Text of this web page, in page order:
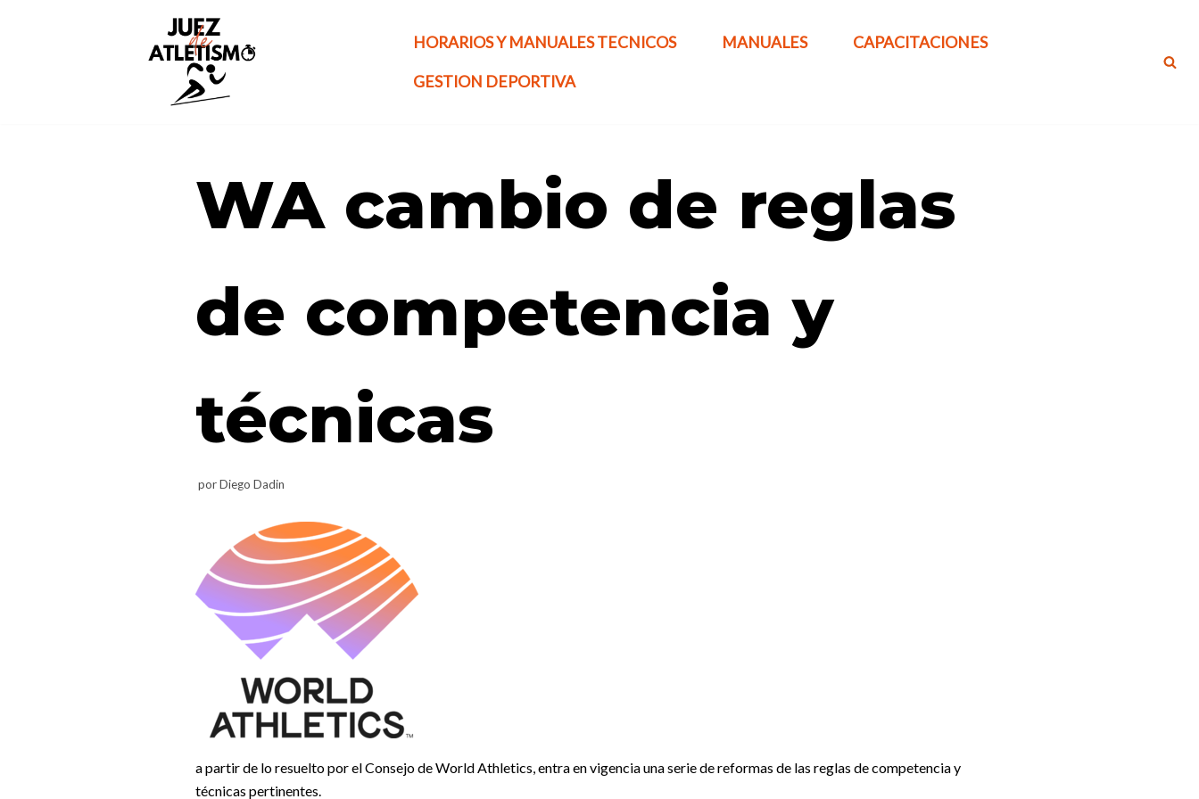
HORARIOS Y MANUALES TECNICOS MANUALES CAPACITACIONES
GESTION DEPORTIVA
WA cambio de reglas
de competencia y
técnicas
porDiego Dadin
a partir de lo resuelto por el Consejo de World Athletics, entra en vigencia una serie de reformas de las reglas de competencia y
técnicas pertinentes.